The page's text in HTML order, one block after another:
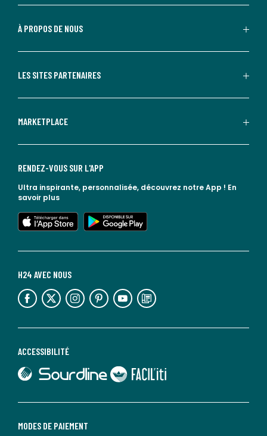
À PROPOS DE NOUS
LES SITES PARTENAIRES
MARKETPLACE
MODES DE PAIEMENT
ACCESSIBILITÉ
lien vers Sourdline
lien vers Faciliti
H24 AVEC NOUS
lien vers l'espace réseaux sociaux lien vers l'espace réseaux sociaux lien vers l'espace réseaux sociaux lien vers l'espace réseaux sociaux lien vers l'espace réseaux sociaux lien vers le blog la redoute
RENDEZ-VOUS SUR L'APP
Ultra inspirante, personnalisée, découvrez notre App ! En
savoir plus
lien vers l'app store
lien vers google play